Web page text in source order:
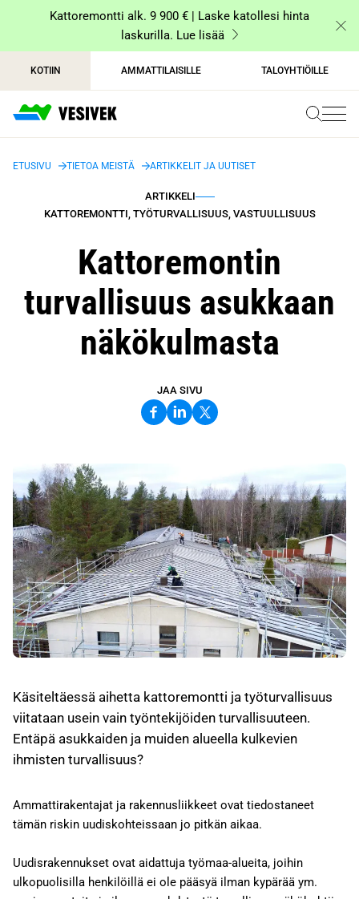
sisältöönKattoremontti alk. 9 900 € | Laske katollesi hinta
laskurilla. Lue lisää
KOTIIN AMMATTILAISILLE TALOYHTIÖILLE
ETUSIVU TIETOA MEISTÄ ARTIKKELIT JA UUTISET
ARTIKKELI
KATTOREMONTTI, TYÖTURVALLISUUS, VASTUULLISUUS
Kattoremontin
turvallisuus asukkaan
näkökulmasta
JAA SIVU
Käsiteltäessä aihetta kattoremontti ja työturvallisuus
viitataan usein vain työntekijöiden turvallisuuteen.
Entäpä asukkaiden ja muiden alueella kulkevien
ihmisten turvallisuus?
Ammattirakentajat ja rakennusliikkeet ovat tiedostaneet
tämän riskin uudiskohteissaan jo pitkän aikaa.
Uudisrakennukset ovat aidattuja työmaa-alueita, joihin
ulkopuolisilla henkilöillä ei ole pääsyä ilman kypärää ym.